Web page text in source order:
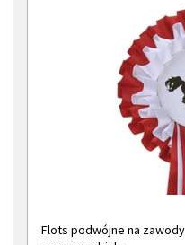
Flots podwójne na